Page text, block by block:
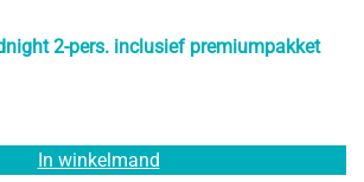
2-pers. inclusief premiumpakket
In winkelmand